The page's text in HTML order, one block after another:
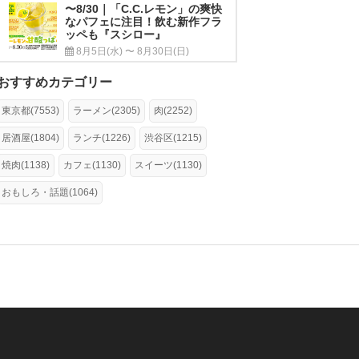
〜8/30｜「C.C.レモン」の爽快
なパフェに注目！飲む新作フラ
ッペも『スシロー』
8月5日(水) 〜 8月30日(日)
すすめカテゴリー
東京都(7553) ラーメン(2305) 肉(2252)
居酒屋(1804) ランチ(1226) 渋谷区(1215)
焼肉(1138) カフェ(1130) スイーツ(1130)
おもしろ・話題(1064)